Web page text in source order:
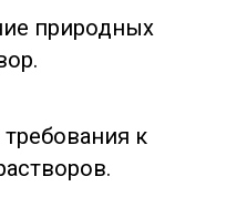
природных
к